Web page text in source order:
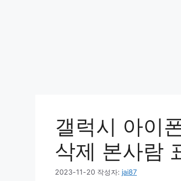
갤럭시 아이
삭제 본사람
2023-11-20 작성자: jai87